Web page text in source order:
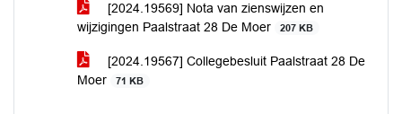
[2024.19569] Nota van zienswijzen en
wijzigingen Paalstraat 28 De Moer
207 KB
[2024.19567] Collegebesluit Paalstraat 28 De
Moer
71 KB